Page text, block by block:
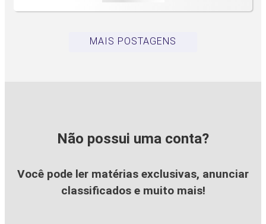
MAIS POSTAGENS
Não possui uma conta?
Você pode ler matérias exclusivas, anunciar
classificados e muito mais!